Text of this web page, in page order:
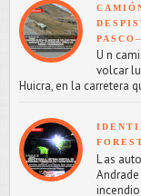
U n
volcar
Huicra, en la carretera
L as